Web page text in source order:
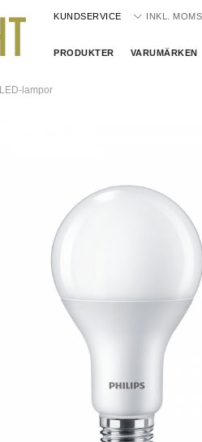
KUNDSERVICE INKL. MOMS
PRODUKTER VARUMÄRKEN
LED-lampor